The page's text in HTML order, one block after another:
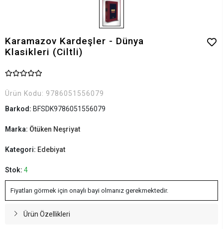
Karamazov Kardeşler - Dünya
Klasikleri (Ciltli)
Ürün Kodu: 9786051556079
Barkod: BFSDK9786051556079
Marka: Ötüken Neşriyat
Kategori: Edebiyat
Stok: 4
Fiyatları görmek için onaylı bayi olmanız gerekmektedir.
Ürün Özellikleri